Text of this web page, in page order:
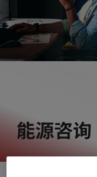
能源咨询